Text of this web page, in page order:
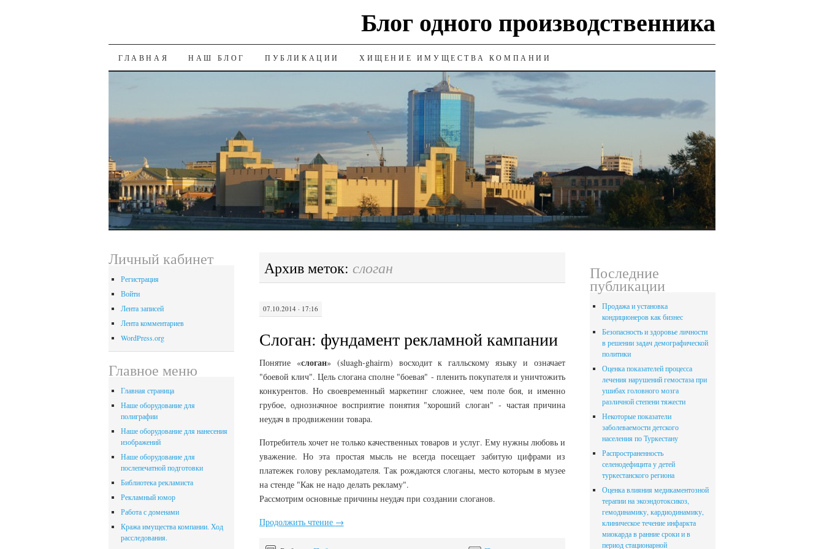
Блог одного производственника
SKIP
ГЛАВНАЯ НАШ БЛОГ ПУБЛИКАЦИИ ХИЩЕНИЕ ИМУЩЕСТВА КОМПАНИИ
Архив меток: слоган
07.10.2014 · 17:16
Слоган: фундамент рекламной кампании
Понятие «слоган» (sluagh-ghairm) восходит к галльскому языку и означает
"боевой клич". Цель слогана сполне "боевая" - пленить покупателя и уничтожить
конкурентов. Но своевременный маркетинг сложнее, чем поле боя, и именно
грубое, однозначное восприятие понятия "хороший слоган" - частая причина
неудач в продвижении товара.
Потребитель хочет не только качественных товаров и услуг. Ему нужны любовь и
уважение. Но эта простая мысль не всегда посещает забитую цифрами из
платежек голову рекламодателя. Так рождаются слоганы, место которым в музее
на стенде "Как не надо делать рекламу".
Рассмотрим основные причины неудач при создании слоганов.
Продолжить чтение →
Личный кабинет
Регистрация
Войти
Лента записей
Лента комментариев
WordPress.org
Главное меню
Главная страница
Наше оборудование для
полиграфии
Наше оборудование для нанесения
изображений
Наше оборудование для
послепечатной подготовки
Библиотека рекламиста
Рекламный юмор
Работа с доменами
Кража имущества компании. Ход
расследования.
Последние
публикации
Продажа и установка
кондиционеров как бизнес
Безопасность и здоровье личности
в решении задач демографической
политики
Оценка показателей процесса
лечения нарушений гемостаза при
ушибах головного мозга
различной степени тяжести
Некоторые показатели
заболеваемости детского
населения по Туркестану
Распространенность
селенодефицита у детей
туркестанского региона
Оценка влияния медикаментозной
терапии на экоэндотоксикоз,
гемодинамику, кардиодинамику,
клиническое течение инфаркта
миокарда в ранние сроки и в
период стационарной